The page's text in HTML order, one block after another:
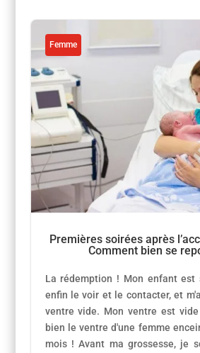
Femme
Premières soirées après
Comment bien se
La rédemption ! Mon enfant
enfin le voir et le contacter, et
ventre vide. Mon ventre est
bien le ventre d'une femme
mois ! Avant ma grossesse, je